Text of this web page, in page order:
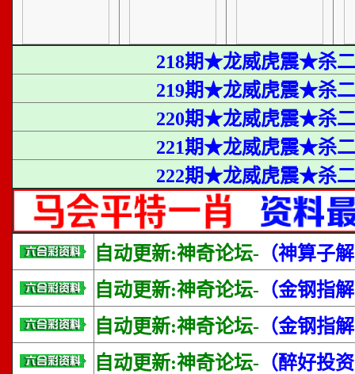
218期★龙威虎震★杀
219期★龙威虎震★杀
220期★龙威虎震★杀
221期★龙威虎震★杀
222期★龙威虎震★杀
自动更新:神奇论坛- （神算子
自动更新:神奇论坛- （金钢指
自动更新:神奇论坛- （金钢指
自动更新:神奇论坛- （醉好投